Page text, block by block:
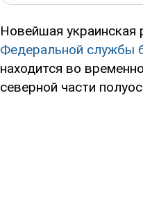
Новейшая украинская
Федеральной службы
находится во
северной части